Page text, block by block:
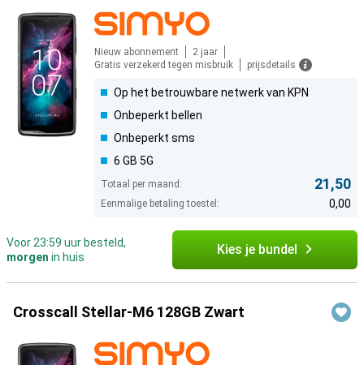
Nieuw abonnement
2 jaar
Gratis verzekerd tegen misbruik
prijsdetails
Op het betrouwbare netwerk van KPN
Onbeperkt bellen
Onbeperkt sms
6 GB 5G
Totaal per maand: 21,50
Eenmalige betaling toestel: 0,00
Voor 23:59 uur besteld,
morgen in huis Kies je bundel
Crosscall Stellar-M6 128GB Zwart